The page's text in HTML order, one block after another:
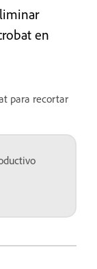
en
para recortar